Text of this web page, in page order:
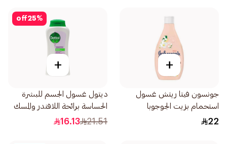
+
جونسون فيتا ريتش غسول
استحمام بزيت الجوجوبا
وفيتامين هـ 250مل
22
25%
off
+
ديتول غسول الجسم للبشرة
الحساسة برائحة اللافندر والمسك
الأبيض 250مل
21.51
16.13